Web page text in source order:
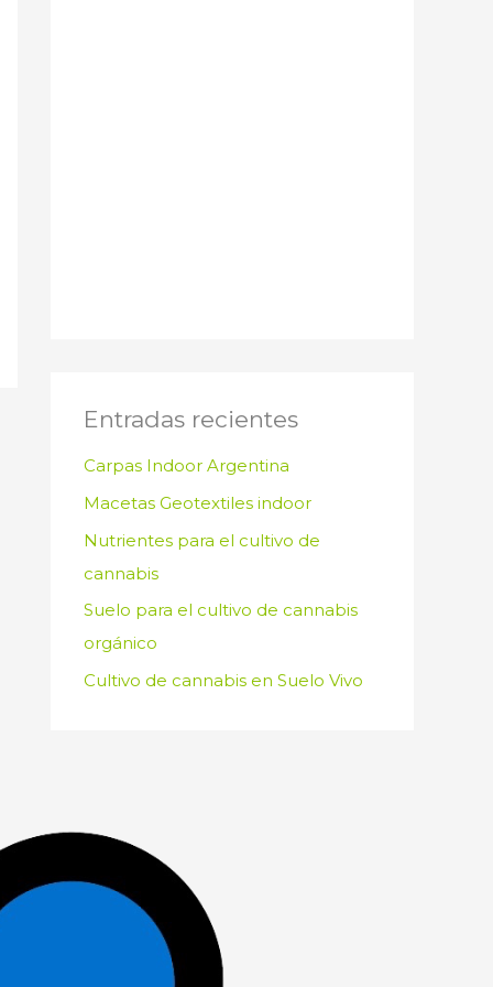
Entradas recientes
Carpas Indoor Argentina
Macetas Geotextiles indoor
Nutrientes para el cultivo de
cannabis
Suelo para el cultivo de cannabis
orgánico
Cultivo de cannabis en Suelo Vivo